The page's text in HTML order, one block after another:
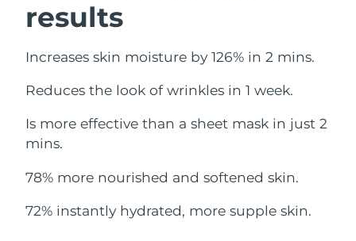
results
Increases skin moisture by 126% in 2 mins.
Reduces the look of wrinkles in 1 week.
Is more effective than a sheet mask in just 2
mins.
78% more nourished and softened skin.
72% instantly hydrated, more supple skin.
Filipinler
Polonya Tahmini teslim tarihi8/12/26
Portekiz Tahmini teslim tarihi
Porto Riko Tahmini teslim tarihi8/13/26
Reunion